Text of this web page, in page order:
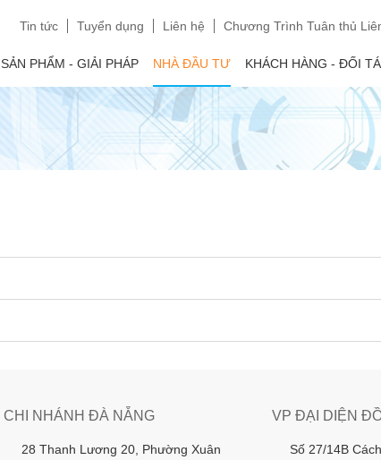
Tin tức Tuyển dụng Liên hệ Chương Trình Tuân thủ
SẢN PHẨM - GIẢI PHÁP NHÀ ĐẦU TƯ KHÁCH HÀNG - ĐỐI
CHI NHÁNH ĐÀ NẴNG
28 Thanh Lương 20, Phường Xuân
VP ĐẠI DIỆN
Số 27/14B